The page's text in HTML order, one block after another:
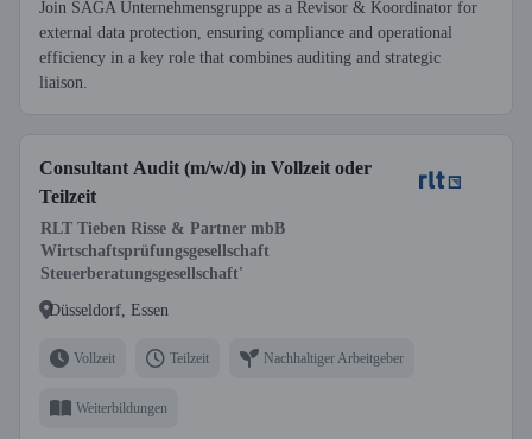
Join SAGA Unternehmensgruppe as a Revisor & Koordinator for
external data protection, ensuring compliance and operational
efficiency in a key role that combines auditing and strategic
liaison.
Consultant Audit (m/w/d) in Vollzeit oder
Teilzeit
RLT Tieben Risse & Partner mbB
Wirtschaftsprüfungsgesellschaft
Steuerberatungsgesellschaft'
Düsseldorf, Essen
Vollzeit Teilzeit Nachhaltiger Arbeitgeber
Weiterbildungen